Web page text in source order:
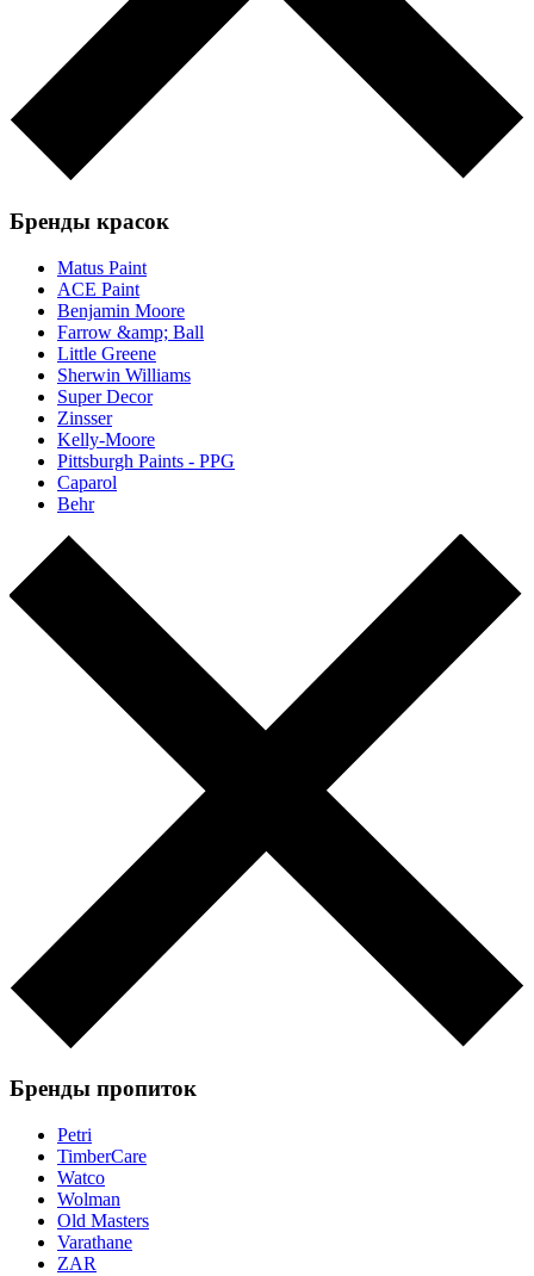
Бренды красок
Matus Paint
ACE Paint
Benjamin Moore
Farrow &amp; Ball
Little Greene
Sherwin Williams
Super Decor
Zinsser
Kelly-Moore
Pittsburgh Paints - PPG
Caparol
Behr
Бренды пропиток
Petri
TimberCare
Watco
Wolman
Old Masters
Varathane
ZAR